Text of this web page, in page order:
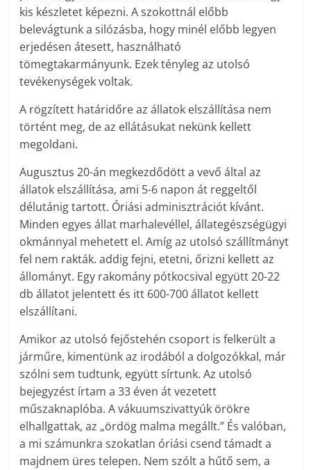
kis készletet képezni. A szokottnál előbb
belevágtunk a silózásba, hogy minél előbb legyen
erjedésen átesett, használható
tömegtakarmányunk. Ezek tényleg az utolsó
tevékenységek voltak.
A rögzített határidőre az állatok elszállítása nem
történt meg, de az ellátásukat nekünk kellett
megoldani.
Augusztus 20-án megkezdődött a vevő által az
állatok elszállítása, ami 5-6 napon át reggeltől
délutánig tartott. Óriási adminisztrációt kívánt.
Minden egyes állat marhalevéllel, állategészségügyi
okmánnyal mehetett el. Amíg az utolsó szállítmányt
fel nem rakták. addig fejni, etetni, őrizni kellett az
állományt. Egy rakomány pótkocsival együtt 20-22
db állatot jelentett és itt 600-700 állatot kellett
elszállítani.
Amikor az utolsó fejőstehén csoport is felkerült a
járműre, kimentünk az irodából a dolgozókkal, már
szólni sem tudtunk, együtt sírtunk. Az utolsó
bejegyzést írtam a 33 éven át vezetett
műszaknaplóba. A vákuumszivattyúk örökre
elhallgattak, az „ördög malma megállt.” És valóban,
a mi számunkra szokatlan óriási csend támadt a
majdnem üres telepen. Nem szólt a hűtő sem, a